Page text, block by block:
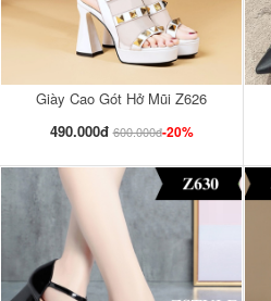
Giày Cao Gót Hở Mũi Z626
490.000đ 600.000đ-20%